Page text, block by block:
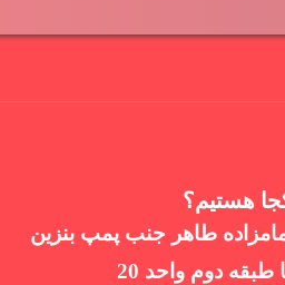
هستیم؟
طاهر جنب پمپ بنزین
دوم واحد 20